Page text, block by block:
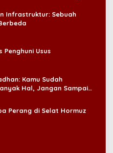
Infrastruktur: Sebuah
Penghuni Usus
Kamu Sudah
Hal, Jangan Sampai
Perang di Selat Hormuz